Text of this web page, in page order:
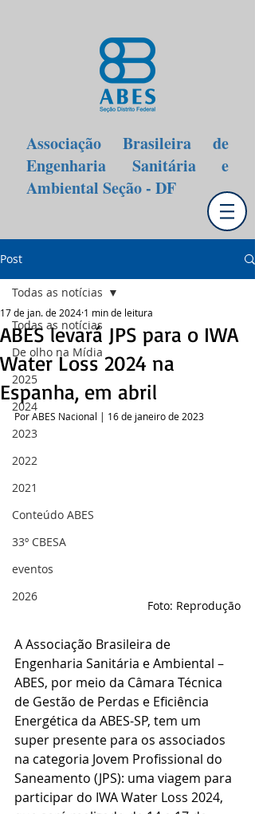
Associação Brasileira de
Engenharia Sanitária e
Ambiental Seção - DF
Post
Todas as notícias
De olho na Mídia
2025
2024
2023
2022
2021
Conteúdo ABES
33º CBESA
eventos
2026
Todas as notícias
ABES levará JPS para o IWA
Water Loss 2024 na
Espanha, em abril
17 de jan. de 2024 1 min de leitura
Por ABES Nacional | 16 de janeiro de 2023
Foto: Reprodução
A Associação Brasileira de
Engenharia Sanitária e Ambiental –
ABES, por meio da Câmara Técnica
de Gestão de Perdas e Eficiência
Energética da ABES-SP, tem um
super presente para os associados
na categoria Jovem Profissional do
Saneamento (JPS): uma viagem para
participar do IWA Water Loss 2024,